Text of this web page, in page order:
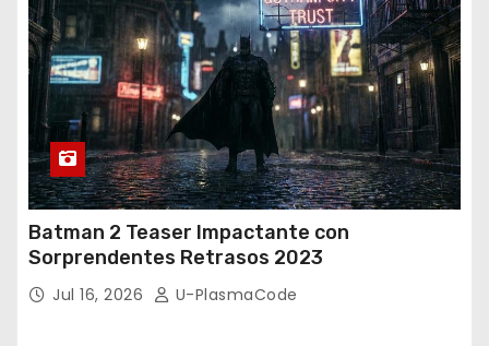
Batman 2 Teaser Impactante con
Sorprendentes Retrasos 2023
Jul 16, 2026 U-PlasmaCode